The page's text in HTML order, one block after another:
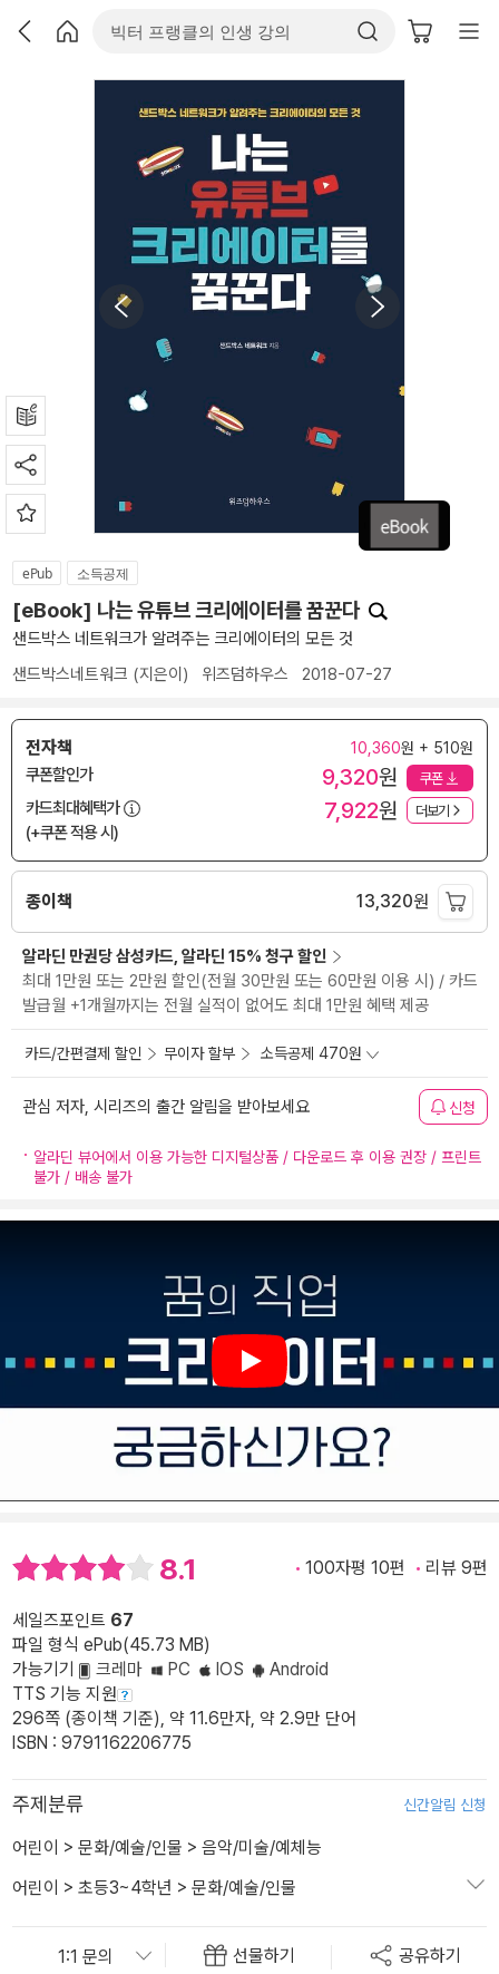
ePub 소득공제
[eBook] 나는 유튜브 크리에이터를 꿈꾼다
샌드박스 네트워크가 알려주는 크리에이터의 모든 것
샌드박스네트워크 (지은이) 위즈덤하우스 2018-07-27
전자책 10,360원 + 510원
쿠폰할인가 9,320원 쿠폰
카드최대혜택가
(+쿠폰 적용 시)
7,922원 더보기
종이책 13,320원
알라딘 만권당 삼성카드, 알라딘 15% 청구 할인
최대 1만원 또는 2만원 할인(전월 30만원 또는 60만원 이용 시) / 카드
발급월 +1개월까지는 전월 실적이 없어도 최대 1만원 혜택 제공
카드/간편결제 할인 무이자 할부 소득공제 470원
관심 저자, 시리즈의 출간 알림을 받아보세요 신청
알라딘 뷰어에서 이용 가능한 디지털상품 / 다운로드 후 이용 권장 / 프린트
불가 / 배송 불가
Play
8.1 100자평 10편 리뷰 9편
세일즈포인트 67
파일 형식 ePub(45.73 MB)
가능기기
크레마 PC IOS
Android
TTS 기능 지원
296쪽 (종이책 기준), 약 11.6만자, 약 2.9만 단어
ISBN : 9791162206775
주제분류 신간알림 신청
어린이 > 문화/예술/인물 > 음악/미술/예체능
어린이 > 초등3~4학년 > 문화/예술/인물
선물하기 공유하기